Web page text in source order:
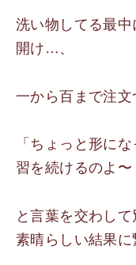
洗い物してる最
開け…、
一から百まで注文
「ちょっと形に
習を続けるのよ〜
と言葉を交わし
素晴らしい結果に